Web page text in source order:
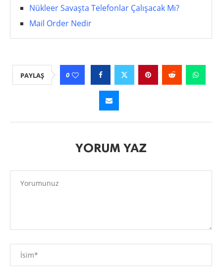
Nükleer Savaşta Telefonlar Çalışacak Mı?
Mail Order Nedir
PAYLAŞ 0
YORUM YAZ